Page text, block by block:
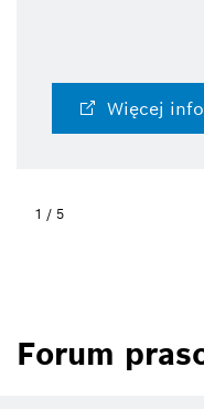
Więcej
1 / 5
Forum